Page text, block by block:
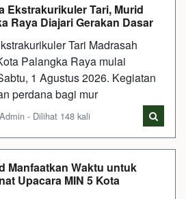
Ekstrakurikuler Tari, Murid
Raya Diajari Gerakan Dasar
Tari Madrasah
Palangka Raya mulai
1 Agustus 2026. Kegiatan
perdana bagi mur
- Dilihat 148 kali
Manfaatkan Waktu untuk
Upacara MIN 5 Kota